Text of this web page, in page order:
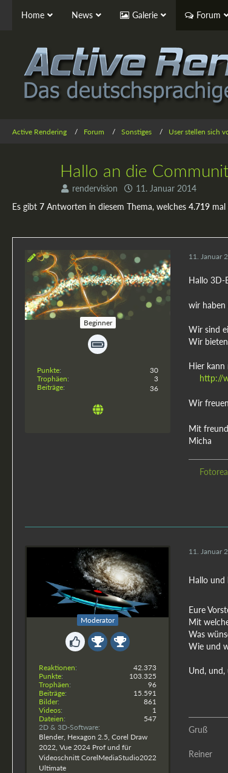
Home News Galerie Forum
Active Rendering Forum Sonstiges User stellen sich
Hallo an die
rendervision
11. Januar 2014
Es gibt 7 Antworten in diesem Thema, welches 4.719
rendervision
Beginner
Punkte
30
Trophäen
3
Beiträge
36
11. Januar
Hallo 3D-
wir haben
Wir sind
Wir
Hier kann
http://
Wir
Mit
Micha
rjordan
Moderator
Reaktionen
42.373
Punkte
103.325
Trophäen
96
Beiträge
15.591
Bilder
861
Videos
1
Dateien
547
2D & 3D-Software
Blender, Hexagon 2.5, Corel Draw
2022, Vue 2024 Prof und für
Videoschnitt CorelMediaStudio2022
Ultimate
11. Januar
Hallo und
Eure
Mit
Was
Wie und
Und, und,
Gruß
Reiner